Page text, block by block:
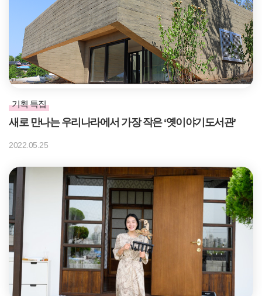
기획 특집
새로 만나는 우리나라에서 가장 작은 ‘옛이야기도서관’
2022.05.25